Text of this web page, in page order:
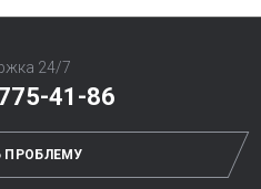
24/7
41-86
ПРОБЛЕМУ